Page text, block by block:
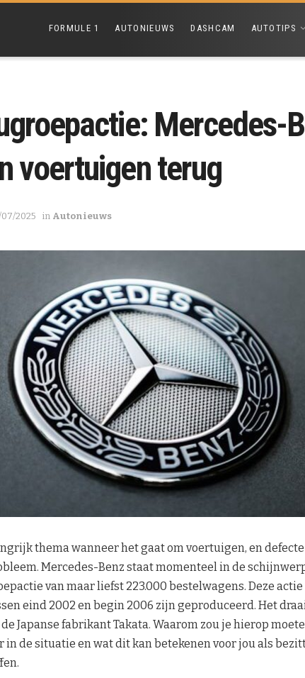
FORMULE 1 AUTONIEUWS DASHCAM AUTOTIPS
Mercedes-
voertuigen terug
2025 in Autonieuws
thema wanneer het gaat om voertuigen, en
Mercedes-Benz staat momenteel in de
van maar liefst 223.000 bestelwagens. Deze
eind 2002 en begin 2006 zijn geproduceerd. Het
Japanse fabrikant Takata. Waarom zou je hierop
in de situatie en wat dit kan betekenen voor jou als